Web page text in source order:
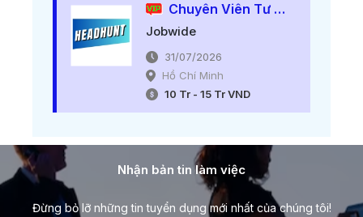
Chuyên Viên Tư Vấn Du Học (thu Nhập Lên Đến 15.000.000)
Jobwide
31/07/2026
Hồ Chí Minh
10 Tr - 15 TrVND
Nhận bản tin làm việc
Đừng bỏ lỡ những tin tuyển dụng mới nhất của chúng tôi!